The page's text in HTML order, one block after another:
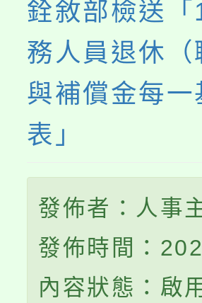
銓敘部檢送
務人員退休
與補償金每
表」
發佈者：人事
發佈時間：
內容狀態：啟